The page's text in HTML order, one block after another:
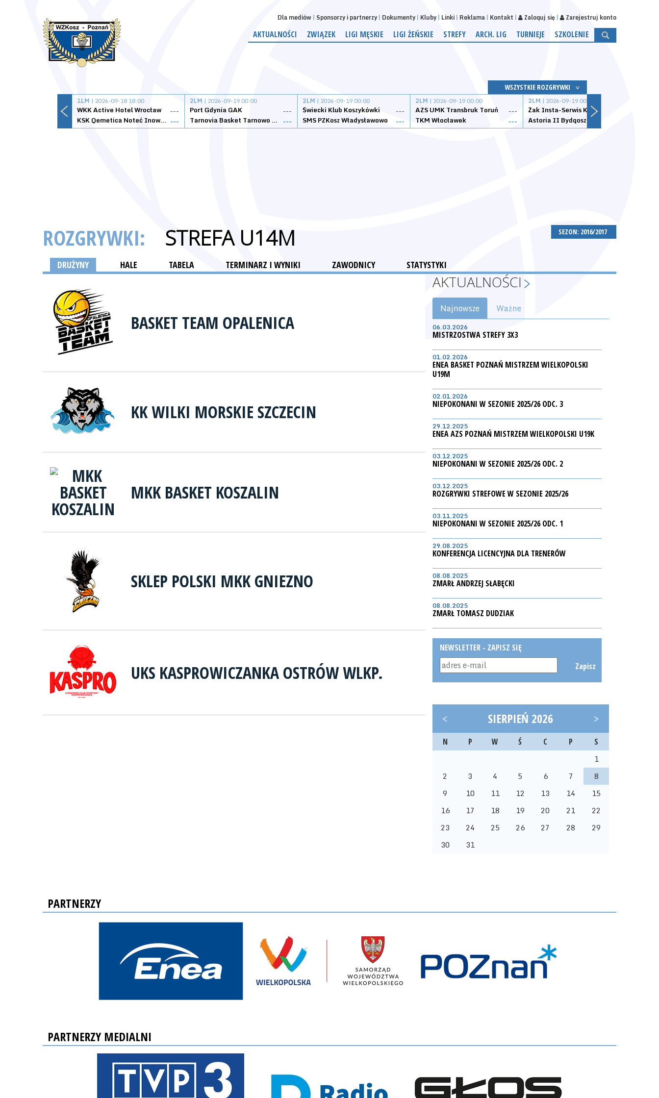
Dla mediów Sponsorzy i partnerzy Dokumenty Kluby Linki Reklama Kontakt Zaloguj się Zarejestruj konto
AKTUALNOŚCI ZWIĄZEK LIGI MĘSKIE LIGI ŻEŃSKIE STREFY ARCH. LIG TURNIEJE SZKOLENIE
WSZYSTKIE ROZGRYWKI
1LM | 2026-09-18 18:00
WKK Active Hotel Wrocław
---
KSK Qemetica Noteć Inowrocław ---
2LM | 2026-09-19 00:00
Port Gdynia GAK
---
Tarnovia Basket Tarnowo Podgórne ---
2LM | 2026-09-19 00:00
Świecki Klub Koszykówki
---
SMS PZKosz Władysławowo
---
2LM | 2026-09-19 00:00
AZS UMK Transbruk Toruń
---
TKM Włocławek
---
2LM | 2026-09-19 00:00
Żak Insta-Serwis Koszalin
Astoria II Bydgoszcz
SEZON: 2016/2017
ROZGRYWKI: STREFA U14M
DRUŻYNY HALE TABELA TERMINARZ I WYNIKI ZAWODNICY STATYSTYKI
BASKET TEAM OPALENICA
KK WILKI MORSKIE SZCZECIN
MKK BASKET KOSZALIN
SKLEP POLSKI MKK GNIEZNO
UKS KASPROWICZANKA OSTRÓW WLKP.
AKTUALNOŚCI
Najnowsze Ważne
06.03.2026
MISTRZOSTWA STREFY 3X3
01.02.2026
ENEA BASKET POZNAŃ MISTRZEM WIELKOPOLSKI
U19M
02.01.2026
NIEPOKONANI W SEZONIE 2025/26 ODC. 3
29.12.2025
ENEA AZS POZNAŃ MISTRZEM WIELKOPOLSKI U19K
03.12.2025
NIEPOKONANI W SEZONIE 2025/26 ODC. 2
03.12.2025
ROZGRYWKI STREFOWE W SEZONIE 2025/26
03.11.2025
NIEPOKONANI W SEZONIE 2025/26 ODC. 1
29.08.2025
KONFERENCJA LICENCYJNA DLA TRENERÓW
08.08.2025
ZMARŁ ANDRZEJ SŁABĘCKI
08.08.2025
ZMARŁ TOMASZ DUDZIAK
NEWSLETTER - ZAPISZ SIĘ
Zapisz
< SIERPIEŃ 2026 >
N P W Ś C P S
1
2
3 4 5 6 7
8
9
10 11 12 13 14
15
16
17 18 19 20 21
22
23
24 25 26 27 28
29
30
31
PARTNERZY
PARTNERZY MEDIALNI